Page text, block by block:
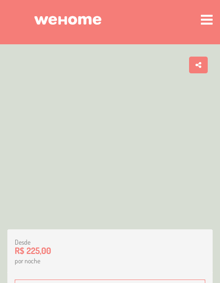
Desde
R$ 225,00
por noche